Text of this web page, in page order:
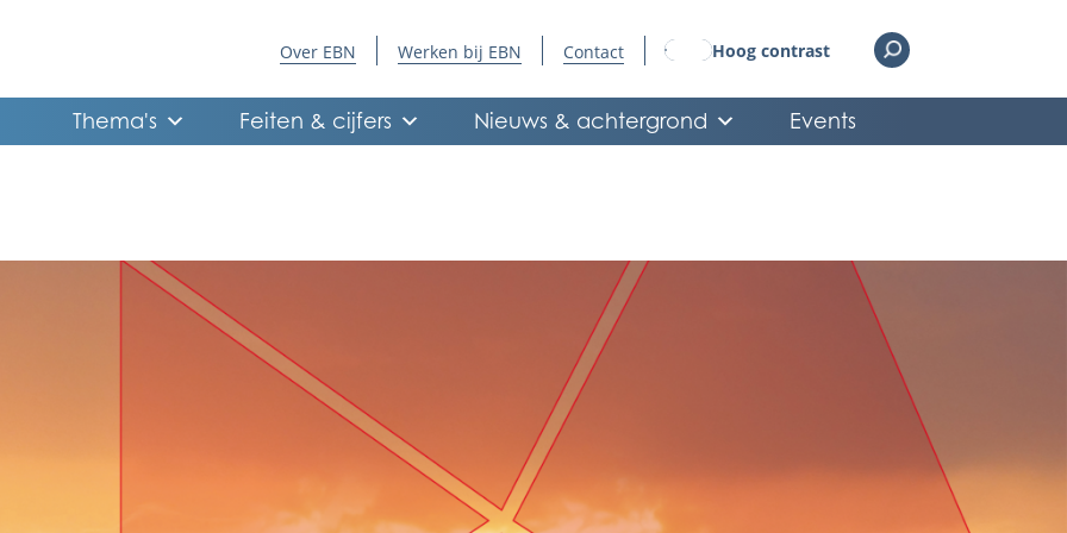
Over EBN Werken bij EBN Contact Hoog contrast
Thema's Feiten & cijfers Nieuws & achtergrond Events